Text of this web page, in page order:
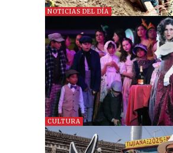
NOTICIAS DEL DÍA
CULTURA